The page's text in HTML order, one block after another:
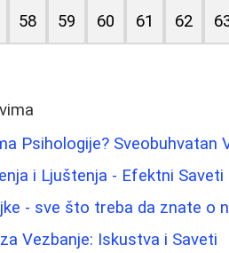
58 59 60 61 62
Psihologije? Sveobuhvatan
i Ljuštenja - Efektni Saveti
- sve što treba da znate o
Vezbanje: Iskustva i Saveti